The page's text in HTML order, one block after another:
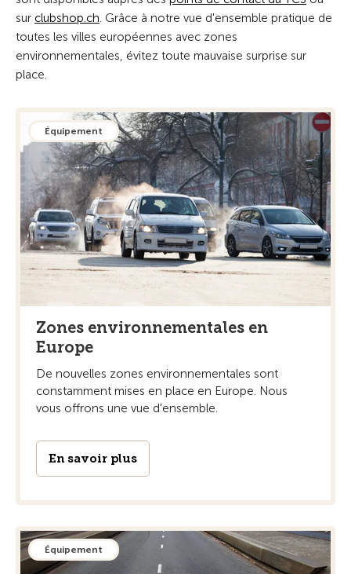
sur clubshop.ch. Grâce à notre vue d'ensemble pratique de
toutes les villes européennes avec zones
environnementales, évitez toute mauvaise surprise sur
place.
Équipement
Zones environnementales en
Europe
De nouvelles zones environnementales sont
constamment mises en place en Europe. Nous
vous offrons une vue d'ensemble.
En savoir plus
Équipement